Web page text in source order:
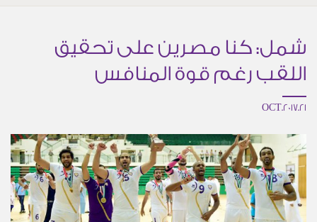
شمل: كنا مصرين على تحقيق
اللقب رغم قوة المنافس
21.OCT.2017